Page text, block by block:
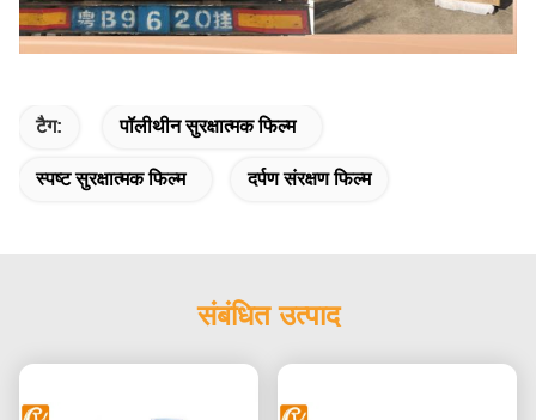
टैग: पॉलीथीन सुरक्षात्मक फिल्म
स्पष्ट सुरक्षात्मक फिल्म दर्पण संरक्षण फिल्म
संबंधित उत्पाद